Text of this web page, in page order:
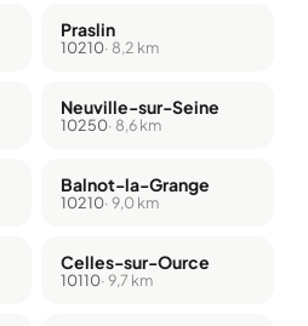
Praslin
10210· 8,2 km
Neuville-sur-Seine
10250· 8,6 km
Balnot-la-Grange
10210· 9,0 km
Celles-sur-Ource
10110· 9,7 km